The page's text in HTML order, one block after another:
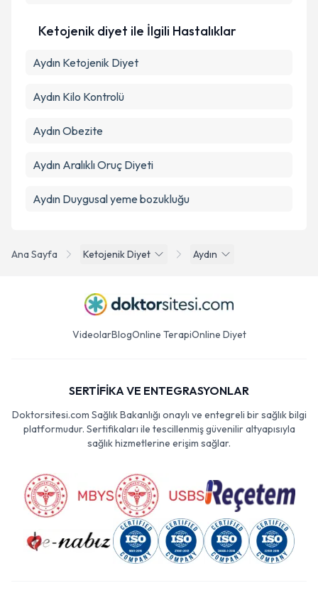
Ana Sayfa Ketojenik Diyet Aydın
Ketojenik diyet ile İlgili Hastalıklar
Aydın Ketojenik Diyet
Aydın Kilo Kontrolü
Aydın Obezite
Aydın Aralıklı Oruç Diyeti
Aydın Duygusal yeme bozukluğu
VideolarBlogOnline TerapiOnline Diyet
SERTİFİKA VE ENTEGRASYONLAR
Doktorsitesi.com Sağlık Bakanlığı onaylı ve entegreli bir sağlık bilgi
platformudur. Sertifikaları ile tescillenmiş güvenilir altyapısıyla
sağlık hizmetlerine erişim sağlar.